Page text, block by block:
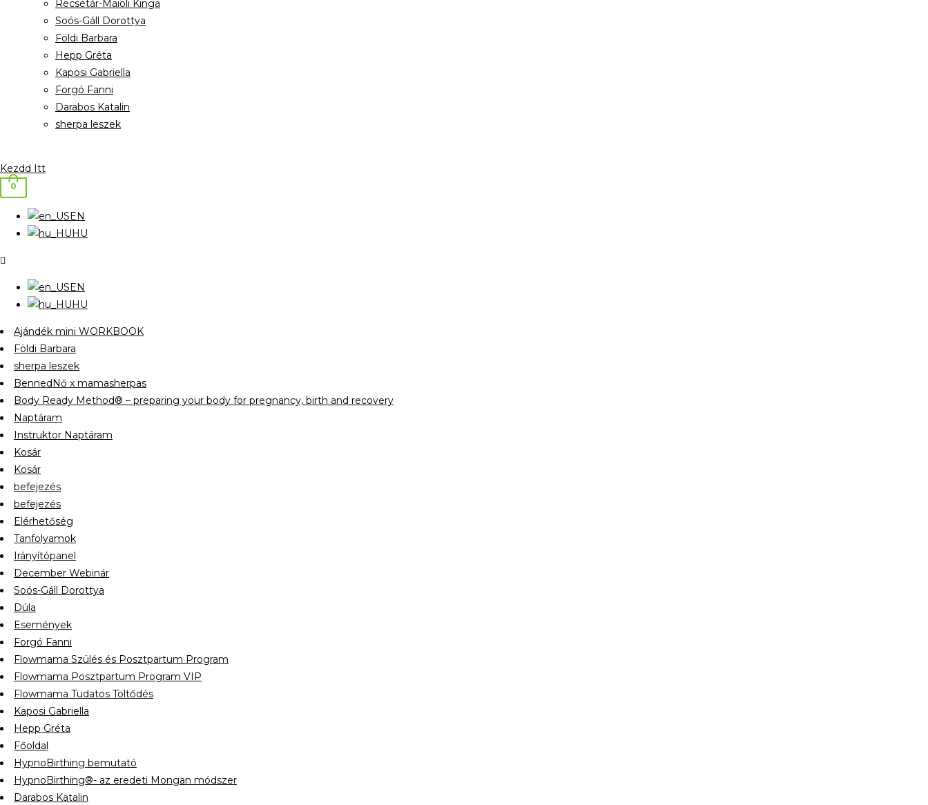
Recsetár-Maioli Kinga
Soós-Gáll Dorottya
Földi Barbara
Hepp Gréta
Kaposi Gabriella
Forgó Fanni
Darabos Katalin
sherpa leszek
Kezdd Itt
0
EN
HU
EN
HU
Ajándék mini WORKBOOK
Földi Barbara
sherpa leszek
BennedNő x mamasherpas
Body Ready Method® – preparing your body for pregnancy, birth and recovery
Naptáram
Instruktor Naptáram
Kosár
Kosár
befejezés
befejezés
Elérhetőség
Tanfolyamok
Irányítópanel
December Webinár
Soós-Gáll Dorottya
Dúla
Események
Forgó Fanni
Flowmama Szülés és Posztpartum Program
Flowmama Posztpartum Program VIP
Flowmama Tudatos Töltődés
Kaposi Gabriella
Hepp Gréta
Főoldal
HypnoBirthing bemutató
HypnoBirthing®- az eredeti Mongan módszer
Darabos Katalin